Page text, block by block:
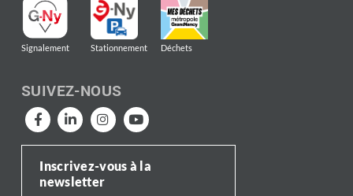
Signalement Stationnement Déchets
SUIVEZ-NOUS
Inscrivez-vous à la
newsletter